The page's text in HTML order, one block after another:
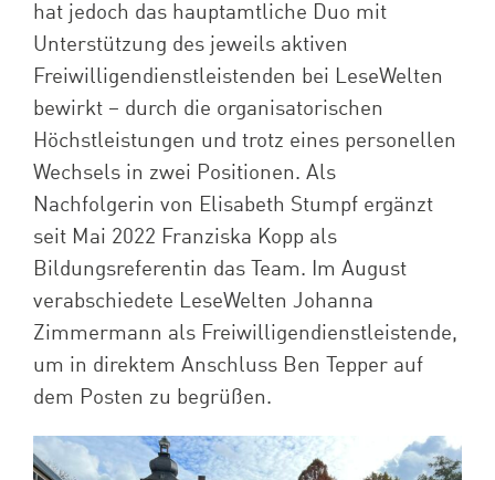
hat jedoch das hauptamtliche Duo mit
Unterstützung des jeweils aktiven
Freiwilligendienstleistenden bei LeseWelten
bewirkt – durch die organisatorischen
Höchstleistungen und trotz eines personellen
Wechsels in zwei Positionen. Als
Nachfolgerin von Elisabeth Stumpf ergänzt
seit Mai 2022 Franziska Kopp als
Bildungsreferentin das Team. Im August
verabschiedete LeseWelten Johanna
Zimmermann als Freiwilligendienstleistende,
um in direktem Anschluss Ben Tepper auf
dem Posten zu begrüßen.